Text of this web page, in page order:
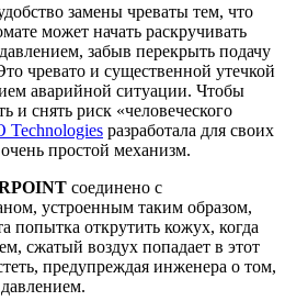
замены чреваты тем, что
может начать раскручивать
забыв перекрыть подачу
чревато и существенной утечкой
аварийной ситуации. Чтобы
и снять риск «человеческого
Technologies разработала для своих
очень простой механизм.
соединено с
устроенным таким образом,
попытка открутить кожух, когда
сжатый воздух попадает в этот
предупреждая инженера о том,